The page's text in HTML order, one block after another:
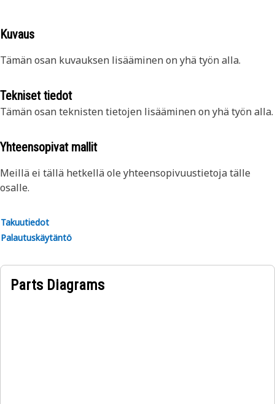
Kuvaus
Tämän osan kuvauksen lisääminen on yhä työn alla.
Tekniset tiedot
Tämän osan teknisten tietojen lisääminen on yhä työn alla.
Yhteensopivat mallit
Meillä ei tällä hetkellä ole yhteensopivuustietoja tälle
osalle.
Takuutiedot
Palautuskäytäntö
Parts Diagrams